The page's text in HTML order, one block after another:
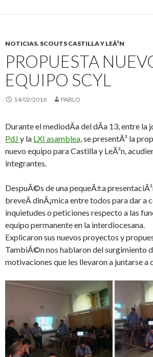
NOTICIAS, SCOUTS CASTILLA Y LEÃ³N
PROPUESTA
EQUIPO SCYL
14/02/2016 PABLO
Durante el mediodÃ­a del dÃ­a 13, entre la
PdJ y la LXI asamblea, se presentÃ³ la
nuevo equipo para Castilla y LeÃ³n,
integrantes.
DespuÃ©s de una pequeÃ±a
breveÂ dinÃ¡mica entre todos para dar a
inquietudes o peticiones respecto a las
equipo permanente en la interdiocesana.
Explicaron sus nuevos proyectos y
TambiÃ©n nos hablaron del surgimiento
motivaciones que les llevaron a juntarse a